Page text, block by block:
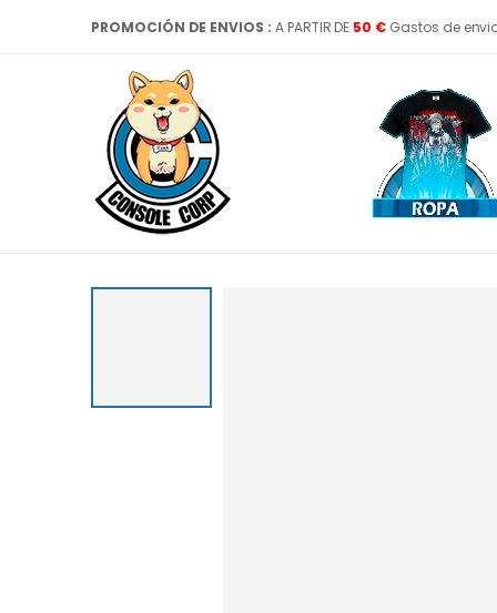
PROMOCIÓN DE ENVIOS : A PARTIR DE 50 € Gastos de